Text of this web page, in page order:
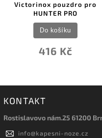
Victorinox pouzdro pro
HUNTER PRO
416 Kč
Do košíku
KONTAKT
Rostislavovo nám.25 61200
info@kapesni-noze.cz